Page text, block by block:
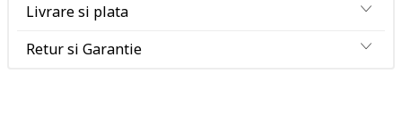
Livrare si plata
Retur si Garantie